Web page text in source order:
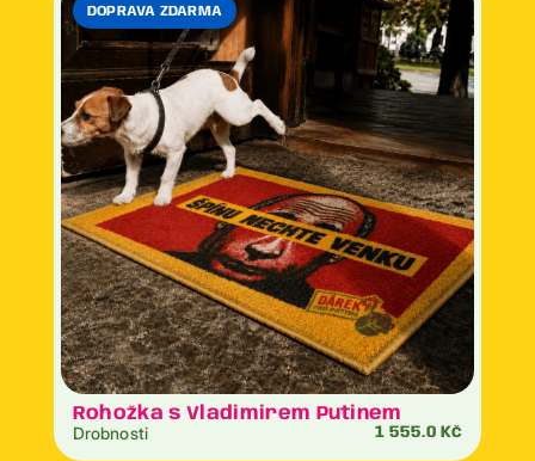
DOPRAVA ZDARMA
Rohožka s Vladimirem Putinem
Drobnosti
1 555.0 Kč